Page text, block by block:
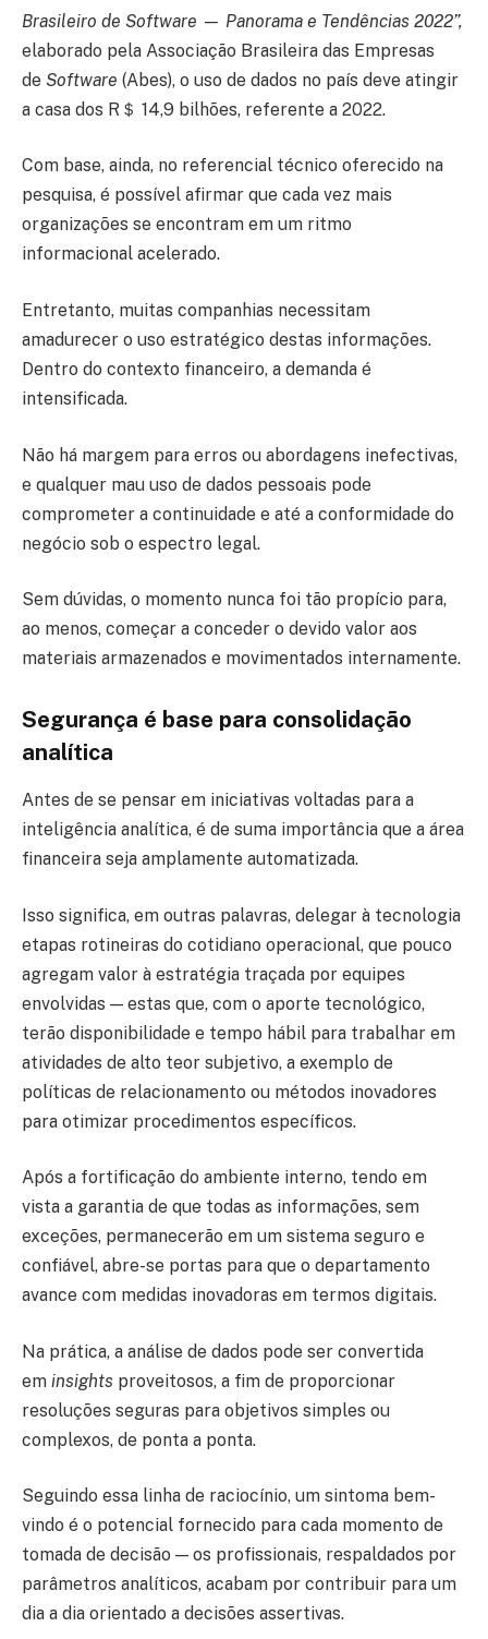
Brasileiro de Software — Panorama e Tendências 2022”,
elaborado pela Associação Brasileira das Empresas
de Software (Abes), o uso de dados no país deve atingir
a casa dos R＄ 14,9 bilhões, referente a 2022.
Com base, ainda, no referencial técnico oferecido na
pesquisa, é possível afirmar que cada vez mais
organizações se encontram em um ritmo
informacional acelerado.
Entretanto, muitas companhias necessitam
amadurecer o uso estratégico destas informações.
Dentro do contexto financeiro, a demanda é
intensificada.
Não há margem para erros ou abordagens inefectivas,
e qualquer mau uso de dados pessoais pode
comprometer a continuidade e até a conformidade do
negócio sob o espectro legal.
Sem dúvidas, o momento nunca foi tão propício para,
ao menos, começar a conceder o devido valor aos
materiais armazenados e movimentados internamente.
Segurança é base para consolidação
analítica
Antes de se pensar em iniciativas voltadas para a
inteligência analítica, é de suma importância que a área
financeira seja amplamente automatizada.
Isso significa, em outras palavras, delegar à tecnologia
etapas rotineiras do cotidiano operacional, que pouco
agregam valor à estratégia traçada por equipes
envolvidas — estas que, com o aporte tecnológico,
terão disponibilidade e tempo hábil para trabalhar em
atividades de alto teor subjetivo, a exemplo de
políticas de relacionamento ou métodos inovadores
para otimizar procedimentos específicos.
Após a fortificação do ambiente interno, tendo em
vista a garantia de que todas as informações, sem
exceções, permanecerão em um sistema seguro e
confiável, abre-se portas para que o departamento
avance com medidas inovadoras em termos digitais.
Na prática, a análise de dados pode ser convertida
em insights proveitosos, a fim de proporcionar
resoluções seguras para objetivos simples ou
complexos, de ponta a ponta.
Seguindo essa linha de raciocínio, um sintoma bem-
vindo é o potencial fornecido para cada momento de
tomada de decisão — os profissionais, respaldados por
parâmetros analíticos, acabam por contribuir para um
dia a dia orientado a decisões assertivas.